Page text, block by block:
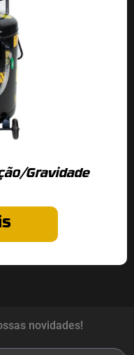
Gravidade
novidades!